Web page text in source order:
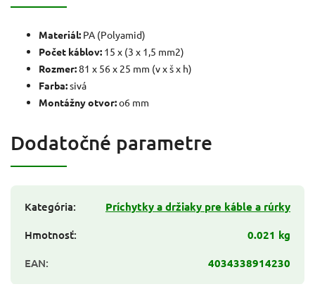
Materiál: PA (Polyamid)
Počet káblov: 15 x (3 x 1,5 mm2)
Rozmer:81 x 56 x 25 mm (v x š x h)
Farba:sivá
Montážny otvor:o6 mm
Dodatočné parametre
Kategória:
Príchytky a držiaky pre káble a rúrky
Hmotnosť:
0.021 kg
EAN: 4034338914230